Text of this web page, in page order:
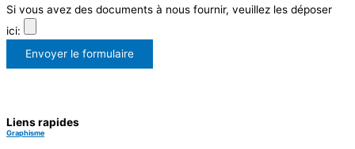
Si vous avez des documents à nous fournir, veuillez les déposer
ici:
Envoyer le formulaire
Liens rapides
Graphisme